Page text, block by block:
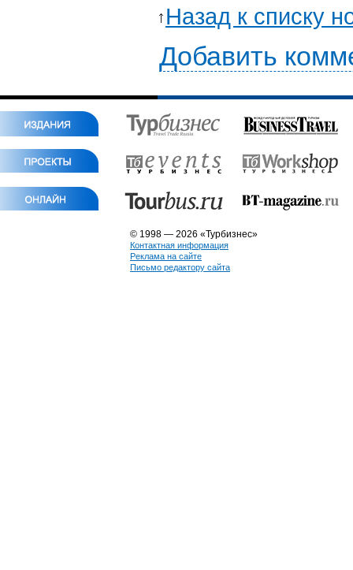
Назад к списку
Добавить
© 1998 — 2026 «Турбизнес»
Контактная информация
Реклама на сайте
Письмо редактору сайта